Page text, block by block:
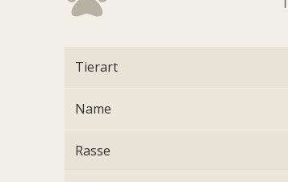
Tierart
Name
Rasse